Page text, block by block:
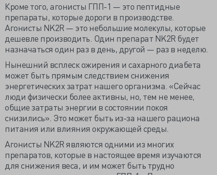
Кроме того, агонисты ГПП-1 — это пептидные
препараты, которые дороги в производстве.
Агонисты NK2R — это небольшие молекулы, которые
дешевле производить. Один препарат NK2R будет
назначаться один раз в день, другой — раз в неделю.
Нынешний всплеск ожирения и сахарного диабета
может быть прямым следствием снижения
энергетических затрат нашего организма. «Сейчас
люди физически более активны, но, тем не менее,
общие затраты энергии в состоянии покоя
снизились». Это может быть из-за нашего рациона
питания или влияния окружающей среды.
Агонисты NK2R являются одними из многих
препаратов, которые в настоящее время изучаются
для снижения веса, и им может быть трудно